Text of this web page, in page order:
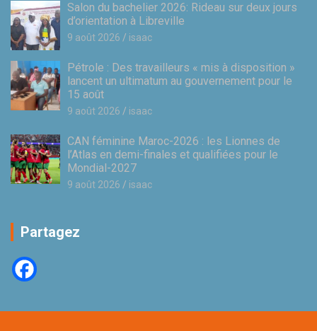
Salon du bachelier 2026: Rideau sur deux jours
d’orientation à Libreville
9 août 2026 isaac
Pétrole : Des travailleurs « mis à disposition »
lancent un ultimatum au gouvernement pour le
15 août
9 août 2026 isaac
CAN féminine Maroc-2026 : les Lionnes de
l’Atlas en demi-finales et qualifiées pour le
Mondial-2027
9 août 2026 isaac
Partagez